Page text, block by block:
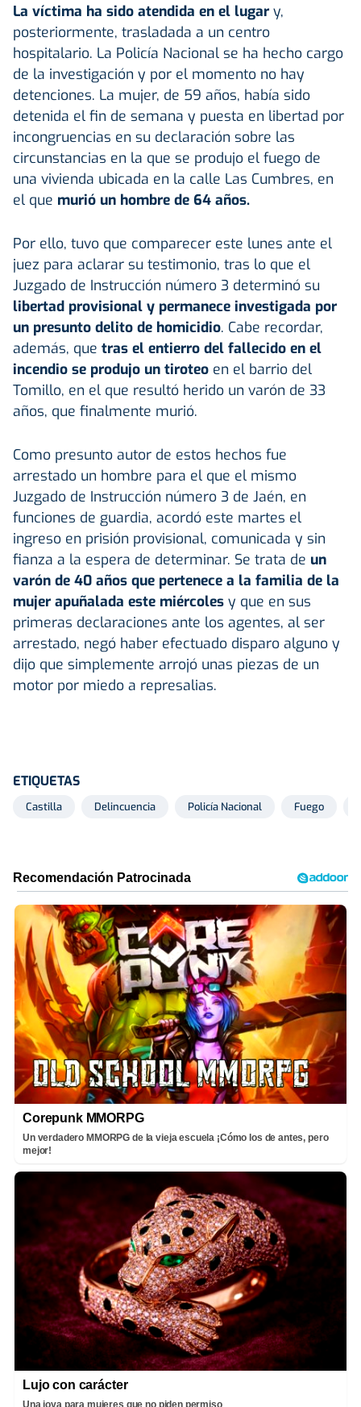
La víctima ha sido atendida en el lugar y,
posteriormente, trasladada a un centro
hospitalario. La Policía Nacional se ha hecho cargo
de la investigación y por el momento no hay
detenciones. La mujer, de 59 años, había sido
detenida el fin de semana y puesta en libertad por
incongruencias en su declaración sobre las
circunstancias en la que se produjo el fuego de
una vivienda ubicada en la calle Las Cumbres, en
el que murió un hombre de 64 años.
Por ello, tuvo que comparecer este lunes ante el
juez para aclarar su testimonio, tras lo que el
Juzgado de Instrucción número 3 determinó su
libertad provisional y permanece investigada por
un presunto delito de homicidio. Cabe recordar,
además, que tras el entierro del fallecido en el
incendio se produjo un tiroteo en el barrio del
Tomillo, en el que resultó herido un varón de 33
años, que finalmente murió.
Como presunto autor de estos hechos fue
arrestado un hombre para el que el mismo
Juzgado de Instrucción número 3 de Jaén, en
funciones de guardia, acordó este martes el
ingreso en prisión provisional, comunicada y sin
fianza a la espera de determinar. Se trata de un
varón de 40 años que pertenece a la familia de la
mujer apuñalada este miércoles y que en sus
primeras declaraciones ante los agentes, al ser
arrestado, negó haber efectuado disparo alguno y
dijo que simplemente arrojó unas piezas de un
motor por miedo a represalias.
ETIQUETAS
Castilla Delincuencia Policía Nacional Fuego
Corepunk MMORPG
Un verdadero MMORPG de la vieja escuela ¡Cómo los de antes, pero
mejor!
Lujo con carácter